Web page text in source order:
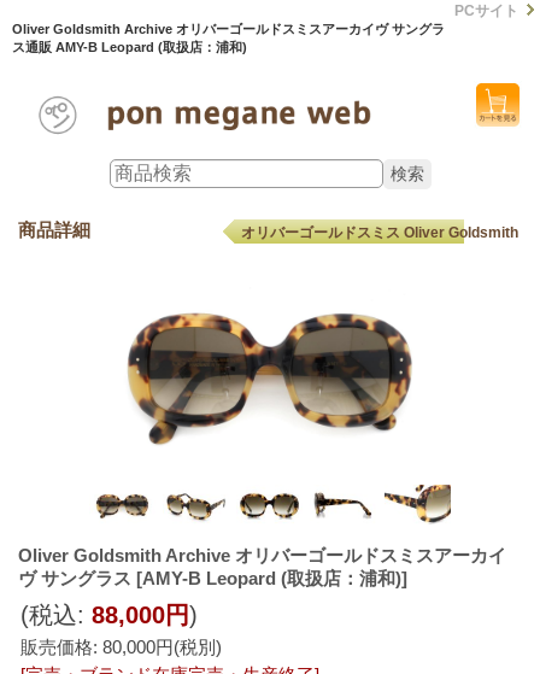
Oliver Goldsmith Archive オリバーゴールドスミスアーカイヴ サングラ
ス通販 AMY-B Leopard (取扱店：浦和)
PCサイト
商品詳細 オリバーゴールドスミス Oliver Goldsmith
Oliver Goldsmith Archive オリバーゴールドスミスアーカイ
ヴ サングラス [AMY-B Leopard (取扱店：浦和)]
販売価格: 80,000円(税別)
(税込: 88,000円)